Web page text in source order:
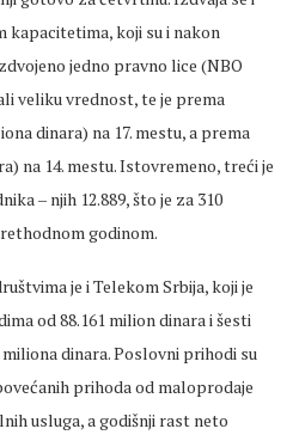
kapacitetima, koji su i nakon
jedno pravno lice (NBO
veliku vrednost, te je prema
dinara) na 17. mestu, a prema
na 14. mestu. Istovremeno, treći je
‒ njih 12.889, što je za 310
godinom.
je i Telekom Srbija, koji je
od 88.161 milion dinara i šesti
dinara. Poslovni prihodi su
prihoda od maloprodaje
usluga, a godišnji rast neto